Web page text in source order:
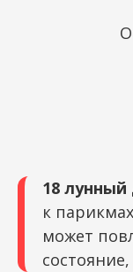
18 лунный
к
может